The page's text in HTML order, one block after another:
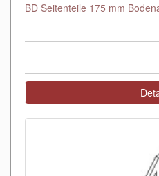
BD Seitenteile 175 mm